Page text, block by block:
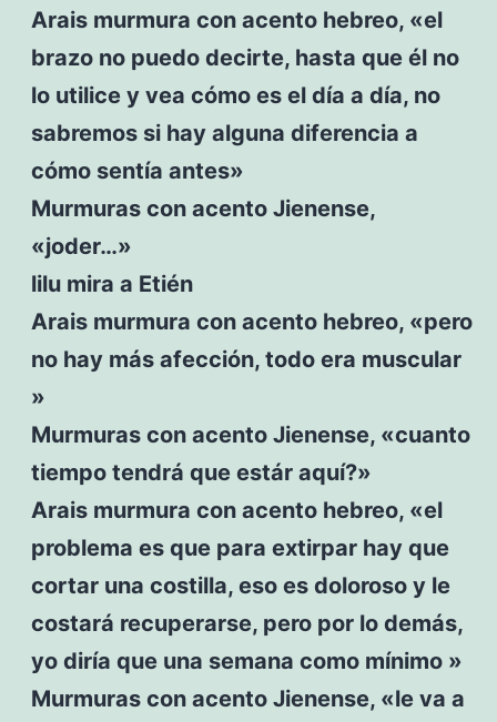
Arais murmura con acento hebreo, «el
brazo no puedo decirte, hasta que él no
lo utilice y vea cómo es el día a día, no
sabremos si hay alguna diferencia a
cómo sentía antes»
Murmuras con acento Jienense,
«joder…»
lilu mira a Etién
Arais murmura con acento hebreo, «pero
no hay más afección, todo era muscular
»
Murmuras con acento Jienense, «cuanto
tiempo tendrá que estár aquí?»
Arais murmura con acento hebreo, «el
problema es que para extirpar hay que
cortar una costilla, eso es doloroso y le
costará recuperarse, pero por lo demás,
yo diría que una semana como mínimo »
Murmuras con acento Jienense, «le va a